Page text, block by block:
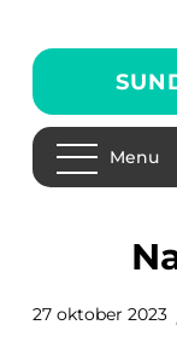
Menu
27 oktober 2023